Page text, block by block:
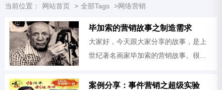
当前位置： 网站首页 > 全部Tags >网络营销
毕加索的营销故事之制造需求
大家好，今天跟大家分享的故事，是上
世纪著名画家毕加索的营销故事。很多
5岁就能通过卖画赚钱，28岁就不愁钱花
案例分享：事件营销之超级实验